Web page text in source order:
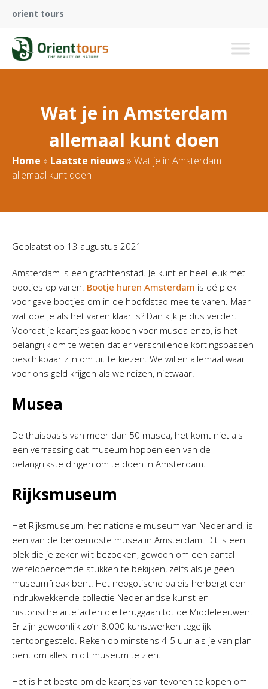
orient tours
Wat je in Amsterdam
allemaal kunt doen
Home » Laatste nieuws » Wat je in Amsterdam
allemaal kunt doen
Geplaatst op 13 augustus 2021
Amsterdam is een grachtenstad. Je kunt er heel leuk met
bootjes op varen. Bootje huren Amsterdam is dé plek
voor gave bootjes om in de hoofdstad mee te varen. Maar
wat doe je als het varen klaar is? Dan kijk je dus verder.
Voordat je kaartjes gaat kopen voor musea enzo, is het
belangrijk om te weten dat er verschillende kortingspassen
beschikbaar zijn om uit te kiezen. We willen allemaal waar
voor ons geld krijgen als we reizen, nietwaar!
Musea
De thuisbasis van meer dan 50 musea, het komt niet als
een verrassing dat museum hoppen een van de
belangrijkste dingen om te doen in Amsterdam.
Rijksmuseum
Het Rijksmuseum, het nationale museum van Nederland, is
een van de beroemdste musea in Amsterdam. Dit is een
plek die je zeker wilt bezoeken, gewoon om een aantal
wereldberoemde stukken te bekijken, zelfs als je geen
museumfreak bent. Het neogotische paleis herbergt een
indrukwekkende collectie Nederlandse kunst en
historische artefacten die teruggaan tot de Middeleeuwen.
Er zijn gewoonlijk zo’n 8.000 kunstwerken tegelijk
tentoongesteld. Reken op minstens 4-5 uur als je van plan
bent om alles in dit museum te zien.
Het is het beste om de kaartjes van tevoren te kopen om